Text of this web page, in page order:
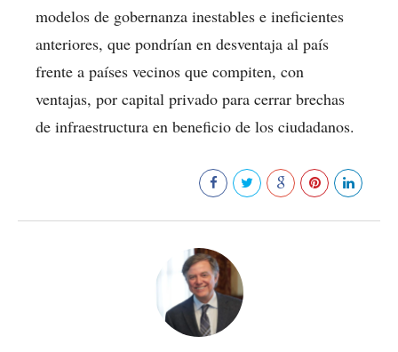
modelos de gobernanza inestables e ineficientes
anteriores, que pondrían en desventaja al país
frente a países vecinos que compiten, con
ventajas, por capital privado para cerrar brechas
de infraestructura en beneficio de los ciudadanos.